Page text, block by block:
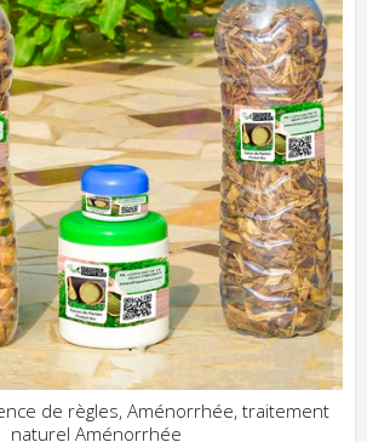
de règles, Aménorrhée, traitement
naturel Aménorrhée